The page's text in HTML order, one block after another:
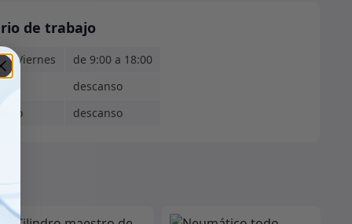
de trabajo
- Viernes
de 9:00 a 18:00
descanso
descanso